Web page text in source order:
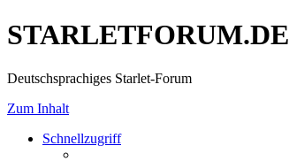
STARLETFORUM.DE
Deutschsprachiges Starlet-Forum
Zum Inhalt
Schnellzugriff